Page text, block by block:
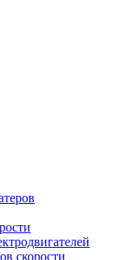
скорости